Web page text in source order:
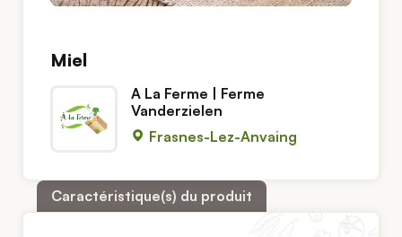
Miel
A La Ferme | Ferme
Vanderzielen
Frasnes-Lez-Anvaing
Caractéristique(s) du produit